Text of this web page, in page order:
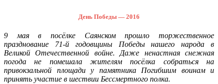
День Победы — 2016
9 мая в посёлке Саянском прошло торжественное
празднование 71-й годовщины Победы нашего народа в
Великой Отечественной войне. Даже ненастная снежная
погода не помешала жителям посёлка собраться на
привокзальной площади у памятника Погибшим воинам и
принять участие в шествии Бессмертного полка.